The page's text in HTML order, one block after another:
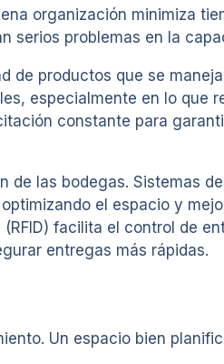
organización minimiza
serios problemas en la
de productos que se
especialmente en lo que
constante para
las bodegas. Sistemas
el espacio y
facilita el control de
entregas más rápidas.
Un espacio bien